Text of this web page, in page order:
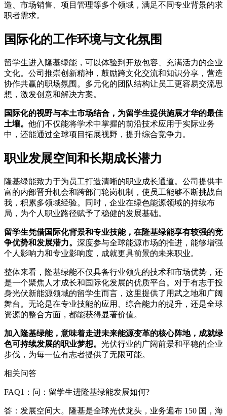
造、市场销售、项目管理等多个领域，满足不同专业背景的求
职者需求。
国际化的工作环境与文化氛围
留学生进入隆基绿能，可以体验到开放包容、充满活力的企业
文化。公司推崇创新精神，鼓励跨文化交流和知识分享，营造
协作共赢的职场氛围。多元化的团队结构让员工更容易交流思
想，激发创意和解决方案。
国际化的视野与本土市场结合，为留学生提供施展才华的最佳
土壤。 他们不仅能将学术中掌握的前沿技术应用于实际业务
中，还能通过全球项目拓展视野，提升综合竞争力。
职业发展空间和长期成长潜力
隆基绿能致力于为员工打造清晰的职业成长通道。公司提供丰
富的内部晋升机会和跨部门轮岗机制，使员工能够不断挑战自
我，积累多领域经验。同时，企业在绿色能源领域的持续布
局，为个人职业路径赋予了稳健的发展基础。
留学生凭借国际化背景和专业技能，在隆基绿能享有较强的竞
争优势和发展潜力。 深度参与全球能源市场的推进，能够增强
个人影响力和专业影响度，成就更具前景的未来职业。
整体来看，隆基绿能不仅具备行业领先的技术和市场优势，还
是一个聚焦人才成长和国际化发展的优质平台。对于有志于投
身光伏新能源领域的留学生而言，这里提供了用武之地和广阔
舞台。无论是在专业技能的应用、综合能力的提升，还是全球
资源的整合方面，都能获得显著价值。
加入隆基绿能，意味着走进未来能源变革的核心阵地，成就绿
色可持续发展的职业梦想。 光伏行业的广阔前景和平稳的企业
步伐，为每一位有志者提供了无限可能。
相关问答
FAQ1：问：留学生进隆基绿能发展如何?
答：发展空间大。隆基是全球光伏龙头，业务遍布 150 国，海